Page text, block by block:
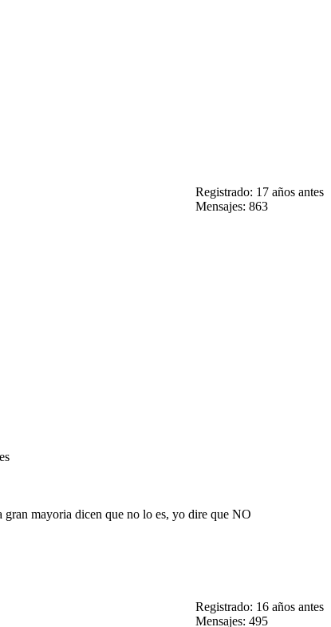
Registrado: 17 años antes
Mensajes: 863
gran mayoria dicen que no lo es, yo dire que NO
Registrado: 16 años antes
Mensajes: 495